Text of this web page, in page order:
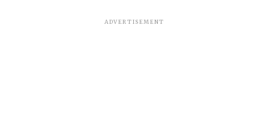
ADVERTISEMENT